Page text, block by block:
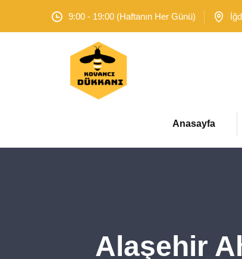
9:00 - 19:00 (Haftanın Her Günü)
Anasayfa
Alaşehir